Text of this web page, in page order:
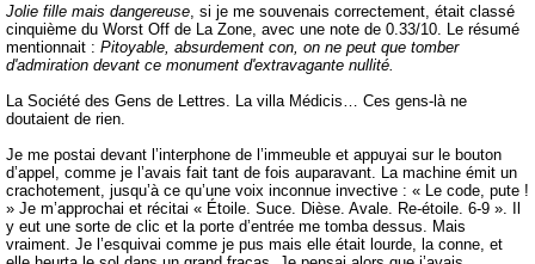
Jolie fille mais dangereuse , si je me souvenais correctement, était classé
cinquième du Worst Off de La Zone, avec une note de 0.33/10. Le résumé
mentionnait : Pitoyable, absurdement con, on ne peut que tomber
d'admiration devant ce monument d'extravagante nullité.
La Société des Gens de Lettres. La villa Médicis… Ces gens-là ne
doutaient de rien.
Je me postai devant l’interphone de l’immeuble et appuyai sur le bouton
d’appel, comme je l’avais fait tant de fois auparavant. La machine émit un
crachotement, jusqu’à ce qu’une voix inconnue invective : « Le code, pute !
» Je m’approchai et récitai « Étoile. Suce. Dièse. Avale. Re-étoile. 6-9 ». Il
y eut une sorte de clic et la porte d’entrée me tomba dessus. Mais
vraiment. Je l’esquivai comme je pus mais elle était lourde, la conne, et